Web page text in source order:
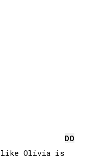
DO
like Olivia is